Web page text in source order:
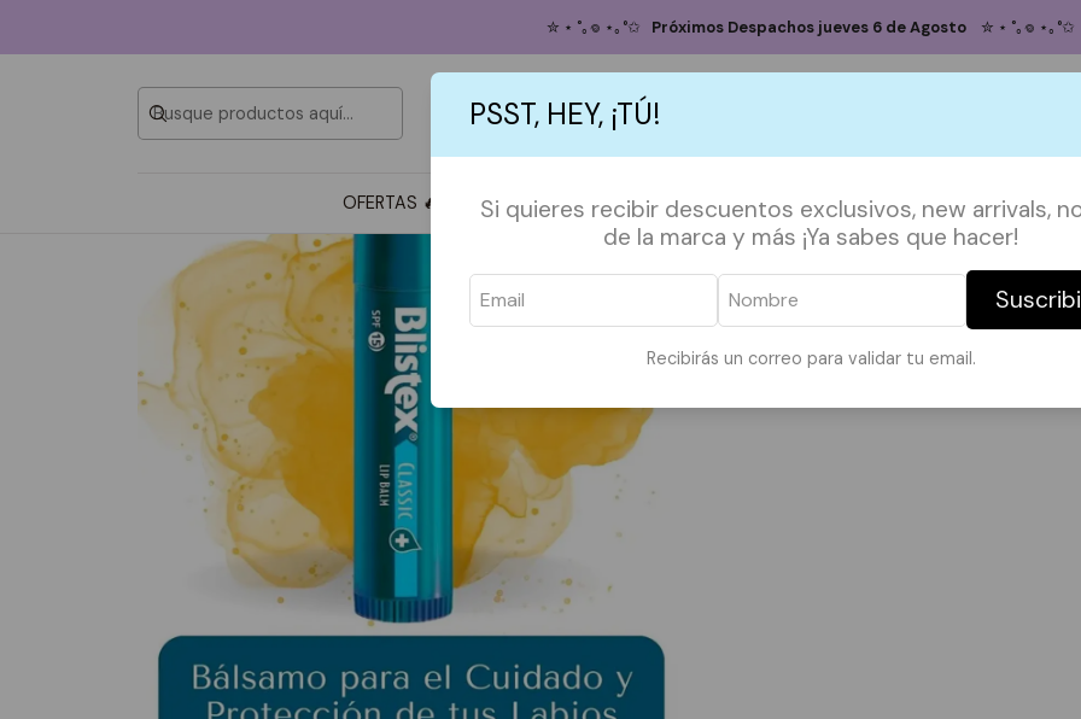
PSST, HEY, ¡TÚ!
Si quieres recibir descuentos exclusivos, new arrivals,
de la marca y más ¡Ya sabes que hacer!
Recibirás un correo para validar tu email.
OFERTAS 🔥 TOTE BAGS ACCESORIOS POLERAS POLERONES TAZAS PAPELERÍA &
✮ ⋆ ˚｡𖦹 ⋆｡°✩ Próximos Despachos jueves 6 de Agosto ✮ ⋆ ˚｡𖦹 ⋆｡°✩
Inicio ACCESORIOS BEAUTY Bálsamo Labial Blistex Medicated
Bálsamo
|
Mostrar stock de